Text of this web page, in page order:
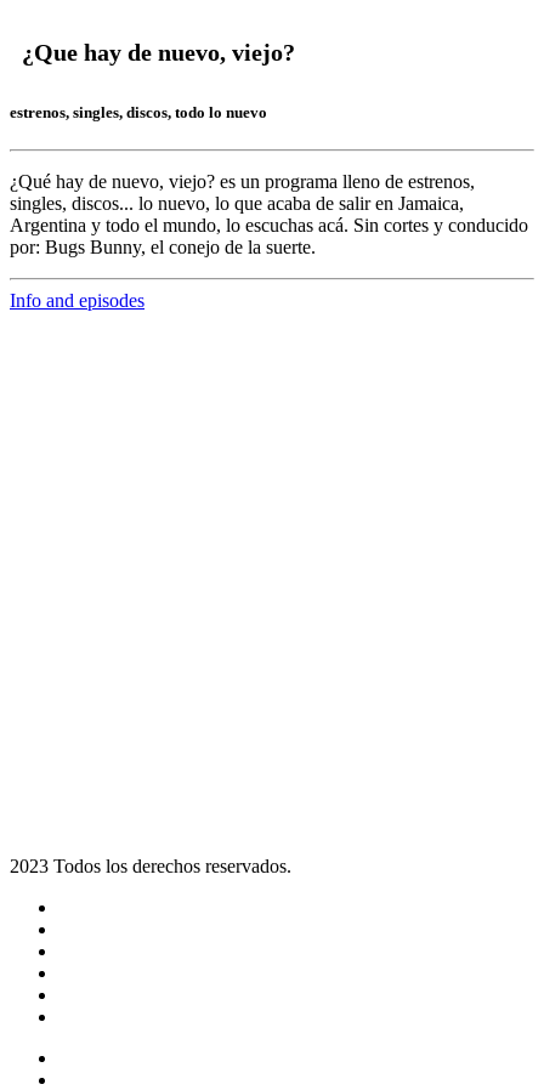
¿Que hay de nuevo, viejo?
estrenos, singles, discos, todo lo nuevo
¿Qué hay de nuevo, viejo? es un programa lleno de estrenos,
singles, discos... lo nuevo, lo que acaba de salir en Jamaica,
Argentina y todo el mundo, lo escuchas acá. Sin cortes y conducido
por: Bugs Bunny, el conejo de la suerte.
Info and episodes
2023 Todos los derechos reservados.